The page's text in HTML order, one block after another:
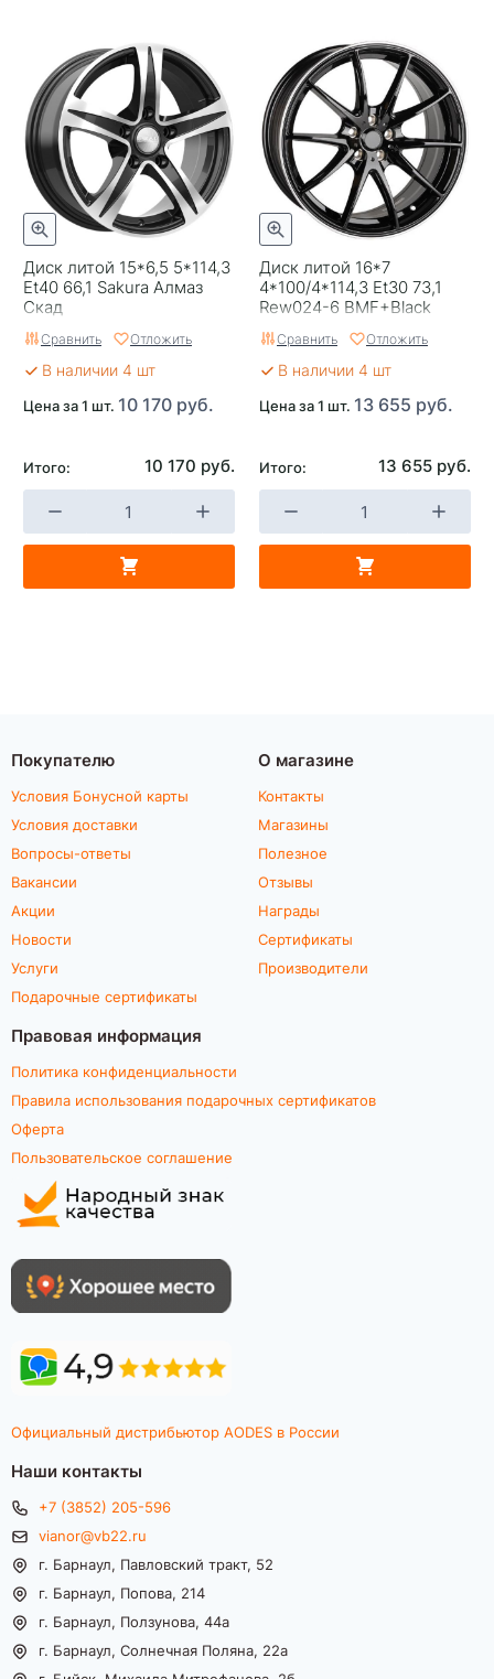
Диск литой 15*6,5 5*114,3
Et40 66,1 Sakura Алмаз
Скад
Сравнить Отложить
В наличии 4 шт
Цена за 1 шт. 10 170 руб.
Итого: 10 170 руб.
Диск литой 16*7
4*100/4*114,3 Et30 73,1
Rew024-6 BMF+Black
Rivets Anzoo
Сравнить Отложить
В наличии 4 шт
Цена за 1 шт. 13 655 руб.
Итого: 13 655 руб.
Покупателю
Условия Бонусной карты
Условия доставки
Вопросы-ответы
Вакансии
Акции
Новости
Услуги
Подарочные сертификаты
О магазине
Контакты
Магазины
Полезное
Отзывы
Награды
Сертификаты
Производители
Правовая информация
Политика конфиденциальности
Правила использования подарочных сертификатов
Оферта
Пользовательское соглашение
Официальный дистрибьютор AODES в России
Наши контакты
+7 (3852) 205-596
vianor@vb22.ru
г. Барнаул, Павловский тракт, 52
г. Барнаул, Попова, 214
г. Барнаул, Ползунова, 44а
г. Барнаул, Солнечная Поляна, 22а